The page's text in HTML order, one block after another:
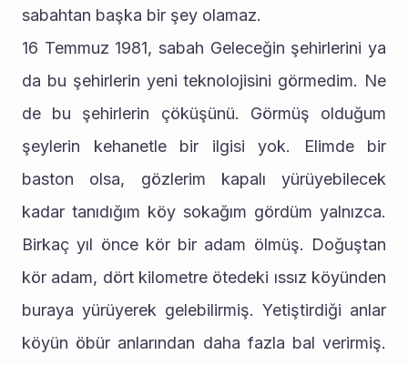
sabahtan başka bir şey olamaz.
16 Temmuz 1981, sabah Geleceğin şehirlerini ya
da bu şehirlerin yeni teknolojisini görmedim. Ne
de bu şehirlerin çöküşünü. Görmüş olduğum
şeylerin kehanetle bir ilgisi yok. Elimde bir
baston olsa, gözlerim kapalı yürüyebilecek
kadar tanıdığım köy sokağım gördüm yalnızca.
Birkaç yıl önce kör bir adam ölmüş. Doğuştan
kör adam, dört kilometre ötedeki ıssız köyünden
buraya yürüyerek gelebilirmiş. Yetiştirdiği anlar
köyün öbür anlarından daha fazla bal verirmiş.